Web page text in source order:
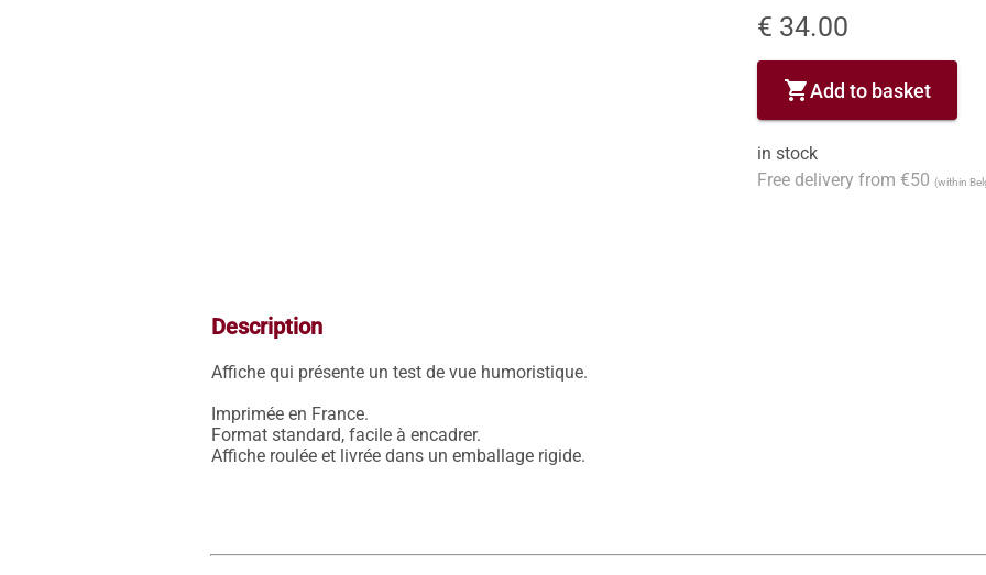
€ 34.00
shopping_cartAdd to basket
in stock
Free delivery from €50 (within
Description
Affiche qui présente un test de vue humoristique.
Imprimée en France.
Format standard, facile à encadrer.
Affiche roulée et livrée dans un emballage rigide.